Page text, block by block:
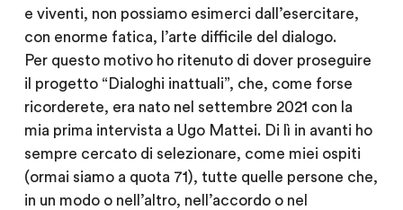
e viventi, non possiamo esimerci dall’esercitare,
con enorme fatica, l’arte difficile del dialogo.
Per questo motivo ho ritenuto di dover proseguire
il progetto “Dialoghi inattuali”, che, come forse
ricorderete, era nato nel settembre 2021 con la
mia prima intervista a Ugo Mattei. Di lì in avanti ho
sempre cercato di selezionare, come miei ospiti
(ormai siamo a quota 71), tutte quelle persone che,
in un modo o nell’altro, nell’accordo o nel